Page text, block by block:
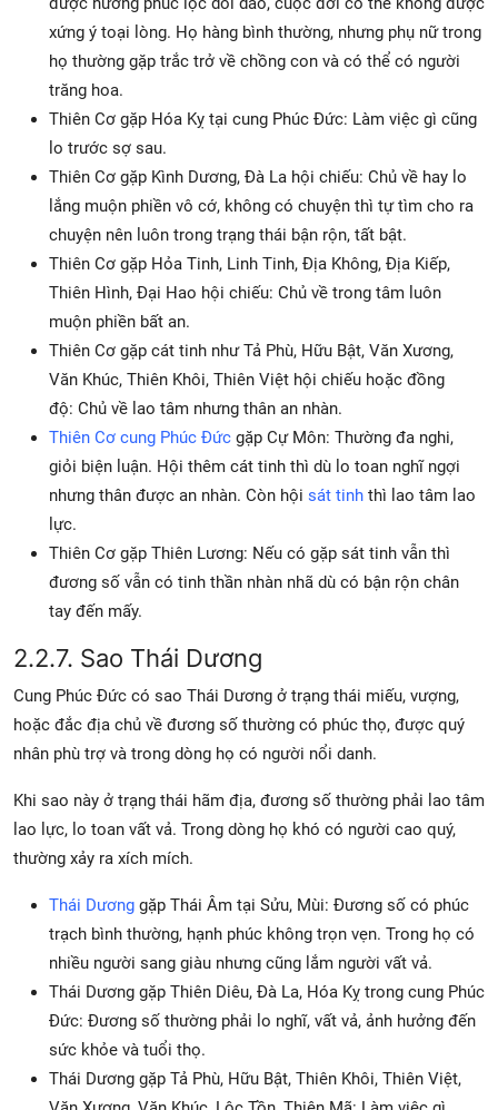
xứng ý toại lòng. Họ hàng bình thường, nhưng phụ nữ trong
họ thường gặp trắc trở về chồng con và có thể có người
trăng hoa.
Thiên Cơ gặp Hóa Kỵ tại cung Phúc Đức: Làm việc gì cũng
lo trước sợ sau.
Thiên Cơ gặp Kình Dương, Đà La hội chiếu: Chủ về hay lo
lắng muộn phiền vô cớ, không có chuyện thì tự tìm cho ra
chuyện nên luôn trong trạng thái bận rộn, tất bật.
Thiên Cơ gặp Hỏa Tinh, Linh Tinh, Địa Không, Địa Kiếp,
Thiên Hình, Đại Hao hội chiếu: Chủ về trong tâm luôn
muộn phiền bất an.
Thiên Cơ gặp cát tinh như Tả Phù, Hữu Bật, Văn Xương,
Văn Khúc, Thiên Khôi, Thiên Việt hội chiếu hoặc đồng
độ: Chủ về lao tâm nhưng thân an nhàn.
Thiên Cơ cung Phúc Đức gặp Cự Môn: Thường đa nghi,
giỏi biện luận. Hội thêm cát tinh thì dù lo toan nghĩ ngợi
nhưng thân được an nhàn. Còn hội sát tinh thì lao tâm lao
lực.
Thiên Cơ gặp Thiên Lương: Nếu có gặp sát tinh vẫn thì
đương số vẫn có tinh thần nhàn nhã dù có bận rộn chân
tay đến mấy.
2.2.7. Sao Thái Dương
Cung Phúc Đức có sao Thái Dương ở trạng thái miếu, vượng,
hoặc đắc địa chủ về đương số thường có phúc thọ, được quý
nhân phù trợ và trong dòng họ có người nổi danh.
Khi sao này ở trạng thái hãm địa, đương số thường phải lao tâm
lao lực, lo toan vất vả. Trong dòng họ khó có người cao quý,
thường xảy ra xích mích.
Thái Dương gặp Thái Âm tại Sửu, Mùi: Đương số có phúc
trạch bình thường, hạnh phúc không trọn vẹn. Trong họ có
nhiều người sang giàu nhưng cũng lắm người vất vả.
Thái Dương gặp Thiên Diêu, Đà La, Hóa Kỵ trong cung Phúc
Đức: Đương số thường phải lo nghĩ, vất vả, ảnh hưởng đến
sức khỏe và tuổi thọ.
Thái Dương gặp Tả Phù, Hữu Bật, Thiên Khôi, Thiên Việt,